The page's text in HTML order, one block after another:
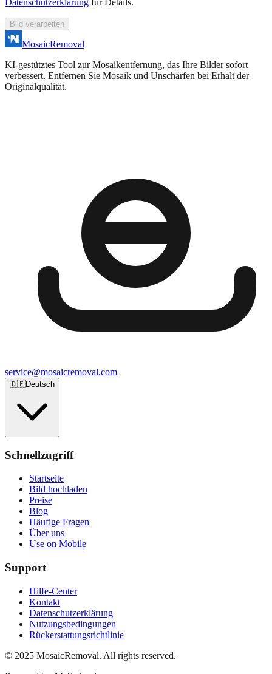
Bild verarbeiten
MosaicRemoval
KI‑gestütztes Tool zur Mosaikentfernung, das Ihre Bilder sofort
verbessert. Entfernen Sie Mosaik und Unschärfen bei Erhalt der
Originalqualität.
service@mosaicremoval.com
🇩🇪Deutsch
Schnellzugriff
Startseite
Bild hochladen
Preise
Blog
Häufige Fragen
Über uns
Use on Mobile
Support
Hilfe-Center
Kontakt
Datenschutzerklärung
Nutzungsbedingungen
Rückerstattungsrichtlinie
© 2025 MosaicRemoval. All rights reserved.